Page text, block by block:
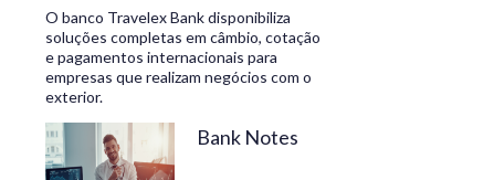
O banco Travelex Bank disponibiliza
soluções completas em câmbio, cotação
e pagamentos internacionais para
empresas que realizam negócios com o
exterior.
Bank Notes